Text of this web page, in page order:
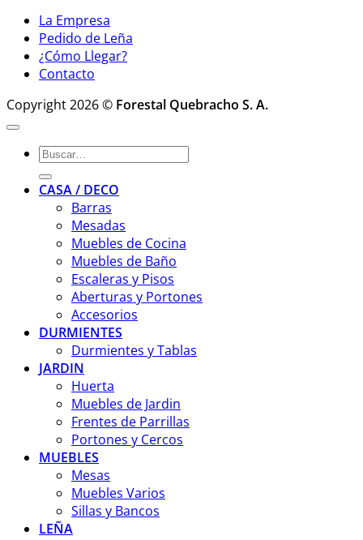
La Empresa
Pedido de Leña
¿Cómo Llegar?
Contacto
Copyright 2026 © Forestal Quebracho S. A.
Buscar
por:
CASA / DECO
Barras
Mesadas
Muebles de Cocina
Muebles de Baño
Escaleras y Pisos
Aberturas y Portones
Accesorios
DURMIENTES
Durmientes y Tablas
JARDIN
Huerta
Muebles de Jardin
Frentes de Parrillas
Portones y Cercos
MUEBLES
Mesas
Muebles Varios
Sillas y Bancos
LEÑA